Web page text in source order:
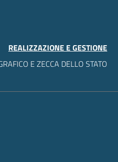
REALIZZAZIONE E GESTIONE
E ZECCA DELLO STATO